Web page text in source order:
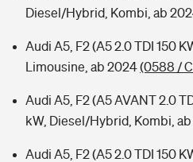
Diesel/Hybrid, Kombi, ab
Audi A5, F2 (A5 2.0 TDI 150
Limousine, ab 2024(0588 /
Audi A5, F2 (A5 AVANT 2.0
kW, Diesel/Hybrid, Kombi,
Audi A5, F2 (A5 2.0 TDI 150